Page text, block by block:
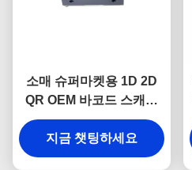
소매 슈퍼마켓용 1D 2D
QR OEM 바코드 스캐너
엔진 (TTL USB 포함)
지금 챗팅하세요